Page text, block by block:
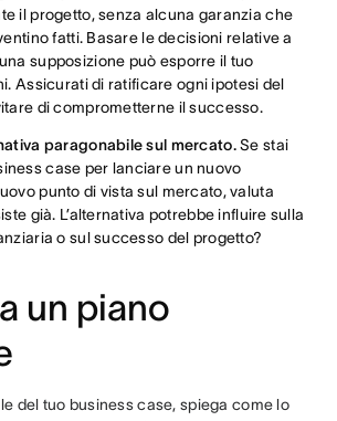
il progetto, senza alcuna garanzia che
fatti. Basare le decisioni relative a
supposizione può esporre il tuo
Assicurati di ratificare ogni ipotesi del
di comprometterne il successo.
paragonabile sul mercato.Se stai
case per lanciare un nuovo
punto di vista sul mercato, valuta
già. L’alternativa potrebbe influire sulla
o sul successo del progetto?
un piano
del tuo business case, spiega come lo